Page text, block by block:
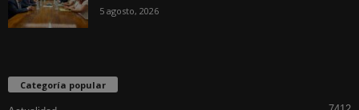
5 agosto, 2026
Categoría popular